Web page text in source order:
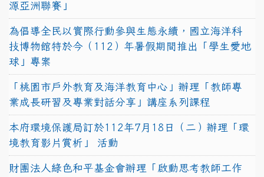
源亞洲聯賽」
為倡導全民以實際行動參與生態永續，國立海洋科
技博物館特於今（112）年暑假期間推出「學生愛地
球」專案
「桃園市戶外教育及海洋教育中心」辦理「教師專
業成長研習及專業對話分享」講座系列課程
本府環境保護局訂於112年7月18日（二）辦理「環
境教育影片賞析」 活動
財團法人綠色和平基金會辦理「啟動思考教師工作